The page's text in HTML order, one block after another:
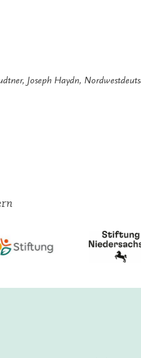
, Joseph Haydn,